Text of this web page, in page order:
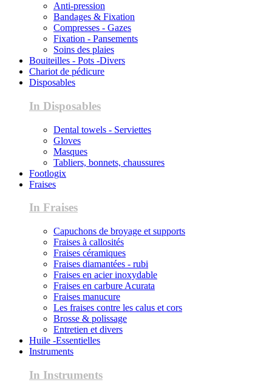
Anti-pression
Bandages & Fixation
Compresses - Gazes
Fixation - Pansements
Soins des plaies
Bouiteilles - Pots -Divers
Chariot de pédicure
Disposables
In Disposables
Dental towels - Serviettes
Gloves
Masques
Tabliers, bonnets, chaussures
Footlogix
Fraises
In Fraises
Capuchons de broyage et supports
Fraises à callosités
Fraises céramiques
Fraises diamantées - rubi
Fraises en acier inoxydable
Fraises en carbure Acurata
Fraises manucure
Les fraises contre les calus et cors
Brosse & polissage
Entretien et divers
Huile -Essentielles
Instruments
In Instruments